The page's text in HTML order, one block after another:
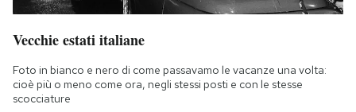
Vecchie estati italiane
Foto in bianco e nero di come passavamo le vacanze una volta:
cioè più o meno come ora, negli stessi posti e con le stesse
scocciature